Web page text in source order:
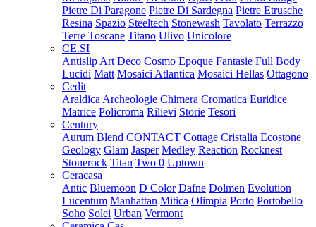
Pietre Di Paragone Pietre Di Sardegna Pietre Etrusche
Resina Spazio Steeltech Stonewash Tavolato Terrazzo
Terre Toscane Titano Ulivo Unicolore
CE.SI
Antislip Art Deco Cosmo Epoque Fantasie Full Body
Lucidi Matt Mosaici Atlantica Mosaici Hellas Ottagono
Cedit
Araldica Archeologie Chimera Cromatica Euridice
Matrice Policroma Rilievi Storie Tesori
Century
Aurum Blend CONTACT Cottage Cristalia Ecostone
Geology Glam Jasper Medley Reaction Rocknest
Stonerock Titan Two 0 Uptown
Ceracasa
Antic Bluemoon D Color Dafne Dolmen Evolution
Lucentum Manhattan Mitica Olimpia Porto Portobello
Soho Solei Urban Vermont